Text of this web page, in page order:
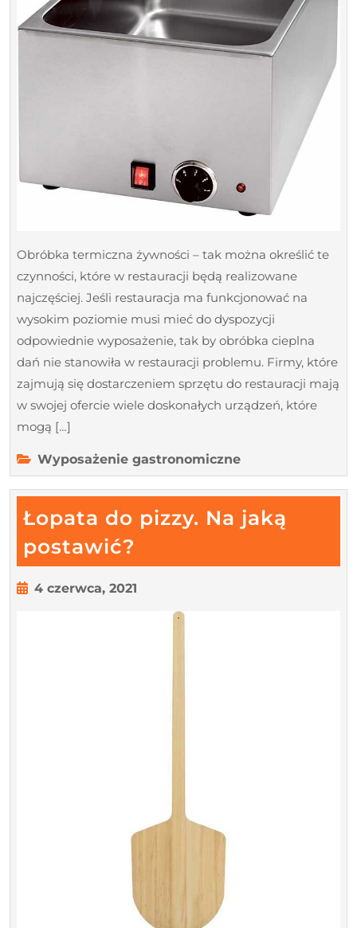
jedzenia
Obróbka termiczna żywności – tak można określić te
czynności, które w restauracji będą realizowane
najczęściej. Jeśli restauracja ma funkcjonować na
wysokim poziomie musi mieć do dyspozycji
odpowiednie wyposażenie, tak by obróbka cieplna
dań nie stanowiła w restauracji problemu. Firmy, które
zajmują się dostarczeniem sprzętu do restauracji mają
w swojej ofercie wiele doskonałych urządzeń, które
mogą […]
Wyposażenie gastronomiczne
Łopata do pizzy. Na jaką
postawić?
do
4 czerwca, 2021